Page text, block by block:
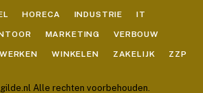
HORECA INDUSTRIE IT
MARKETING VERBOUW
WERKEN WINKELEN ZAKELIJK ZZP
Alle rechten voorbehouden.